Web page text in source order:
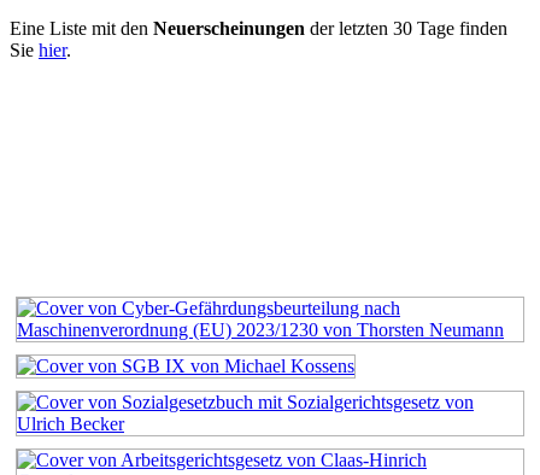
Eine Liste mit den Neuerscheinungen der letzten 30 Tage finden
Sie hier.